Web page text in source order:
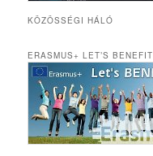
KÖZÖSSÉGI HÁLÓ
ERASMUS+ LET’S BENEFIT